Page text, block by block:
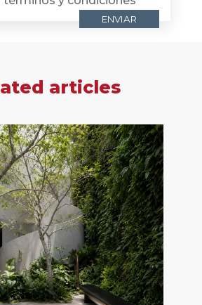
articles